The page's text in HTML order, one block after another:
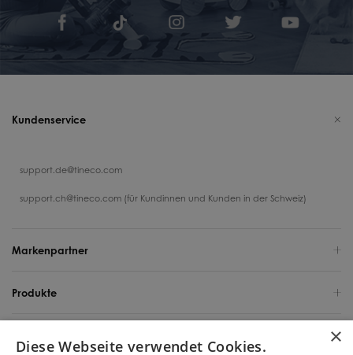
Kundenservice
support.de@tineco.com
support.ch@tineco.com (für Kundinnen und Kunden in der Schweiz)
Markenpartner
Produkte
×
Diese Webseite verwendet Cookies.